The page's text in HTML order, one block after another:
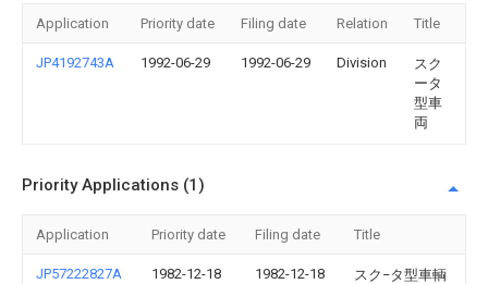
Application Priority date Filing date Relation Title
JP4192743A 1992-06-29 1992-06-29 Division
スク
ータ
型車
両
Priority Applications (1)
Application Priority date Filing date Title
JP57222827A 1982-12-18 1982-12-18 スク−タ型車輌